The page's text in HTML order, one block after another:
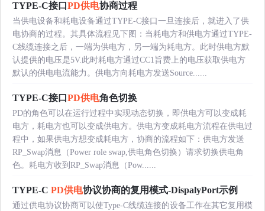
TYPE-C接口 PD供电协商过程
当供电设备和耗电设备通过TYPE-C接口一旦连接后，就进入了供
电协商的过程。其具体流程见下图：当耗电方和供电方通过TYPE-
C线缆连接之后，一端为供电方，另一端为耗电方。此时供电方默
认提供的电压是5V.此时耗电方通过CC1旨费上的电压获取供电方
默认的供电电流能力。供电方向耗电方发送Source......
TYPE-C接口 PD供电角色切换
PD的角色可以在运行过程中实现动态切换，即供电方可以变成耗
电方，耗电方也可以变成供电方。供电方变成耗电方流程在供电过
程中，如果供电方想变成耗电方，协商的流程如下：供电方发送
RP_Swap消息（Power role swap,供电角色切换）请求切换供电角
色。耗电方收到RP_Swap消息（Pow......
TYPE-C PD供电协议协商的复用模式-DispalyPort示例
通过供电协议协商可以使Type-C线缆连接的设备工作在其它复用模